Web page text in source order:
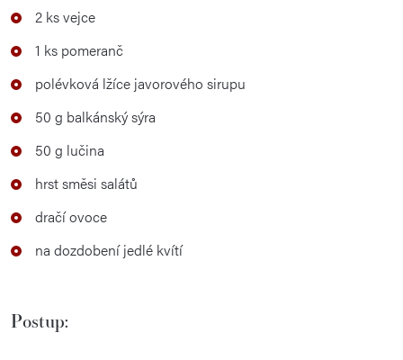
2 ks vejce
1 ks pomeranč
polévková lžíce javorového sirupu
50 g balkánský sýra
50 g lučina
hrst směsi salátů
dračí ovoce
na dozdobení jedlé kvítí
Postup: